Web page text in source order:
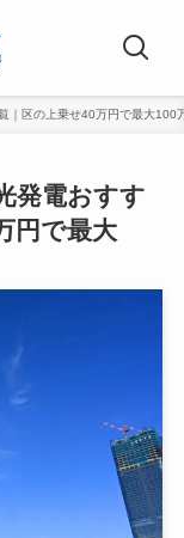
｜区の上乗せ40万円で最大100
発電おすす
円で最大